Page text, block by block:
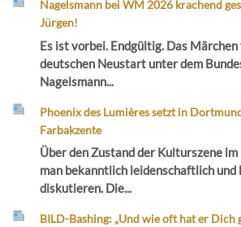
Nagelsmann bei WM 2026 krachend
Jürgen!
Es ist vorbei. Endgültig. Das
deutschen Neustart unter dem
Nagelsmann...
Phoenix des Lumières setzt in
Farbakzente
Über den Zustand der Kulturszene
man bekanntlich leidenschaftlich und
diskutieren. Die...
BILD-Bashing: „Und wie oft hat er Dich